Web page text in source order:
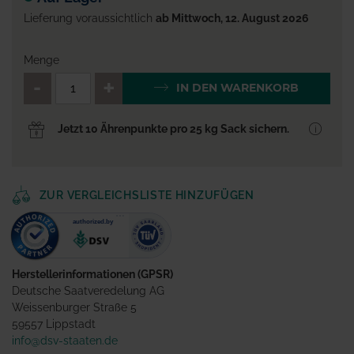
Lieferung voraussichtlich ab Mittwoch, 12. August 2026
Menge
QTY_CONTROL_DECREASE
IN DEN WARENKORB
Jetzt 10 Ährenpunkte pro 25 kg Sack sichern.
ZUR VERGLEICHSLISTE HINZUFÜGEN
Herstellerinformationen (GPSR)
Deutsche Saatveredelung AG
Weissenburger Straße 5
59557 Lippstadt
info@dsv-staaten.de